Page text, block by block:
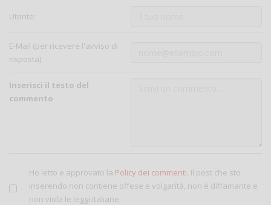
Utente:
E-Mail (per ricevere l'avviso di
risposta)
Inserisci il testo del
commento
Ho letto e approvato la Policy dei commenti. Il post che sto
inserendo non contiene offese e volgarità, non è diffamante e
non viola le leggi italiane.